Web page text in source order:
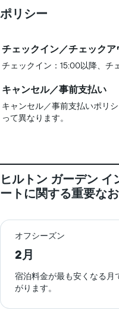
ポリシー
チェックイン／チェックア
チェックイン：15:00以降、チ
キャンセル／事前支払い
キャンセル／事前支払いポリ
って異なります。
ヒルトン ガーデン
ート​に関する重要な
オフシーズン
2月
宿泊料金が最も安くなる月
がります。